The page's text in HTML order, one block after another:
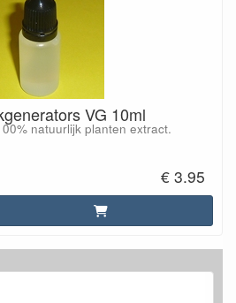
VG 10ml
natuurlijk planten extract.
€ 3.95